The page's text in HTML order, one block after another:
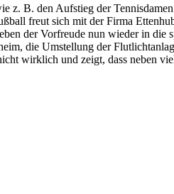
B. den Aufstieg der
freut sich mit der Firma
der Vorfreude nun wieder in
die Umstellung der
wirklich und zeigt, dass neben